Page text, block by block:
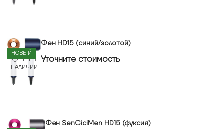
НОВЫЙ
НЕТ В
НАЛИЧИИ
Фен HD15 (синий/золотой)
Уточнитe стоимость
Фен SenCiciMen HD15 (фуксия)